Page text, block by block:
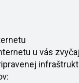
u vás